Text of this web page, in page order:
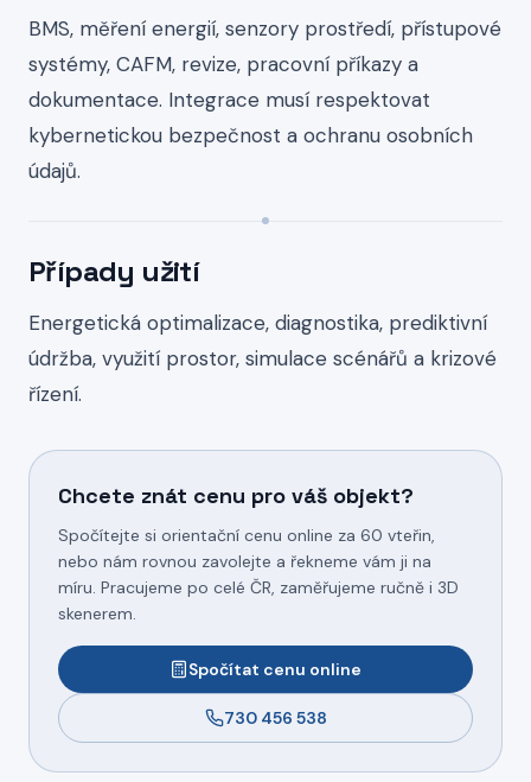
BMS, měření energií, senzory prostředí, přístupové
systémy, CAFM, revize, pracovní příkazy a
dokumentace. Integrace musí respektovat
kybernetickou bezpečnost a ochranu osobních
údajů.
Případy užití
Energetická optimalizace, diagnostika, prediktivní
údržba, využití prostor, simulace scénářů a krizové
řízení.
Chcete znát cenu pro váš objekt?
Spočítejte si orientační cenu online za 60 vteřin,
nebo nám rovnou zavolejte a řekneme vám ji na
míru. Pracujeme po celé ČR, zaměřujeme ručně i 3D
skenerem.
Spočítat cenu online
730 456 538